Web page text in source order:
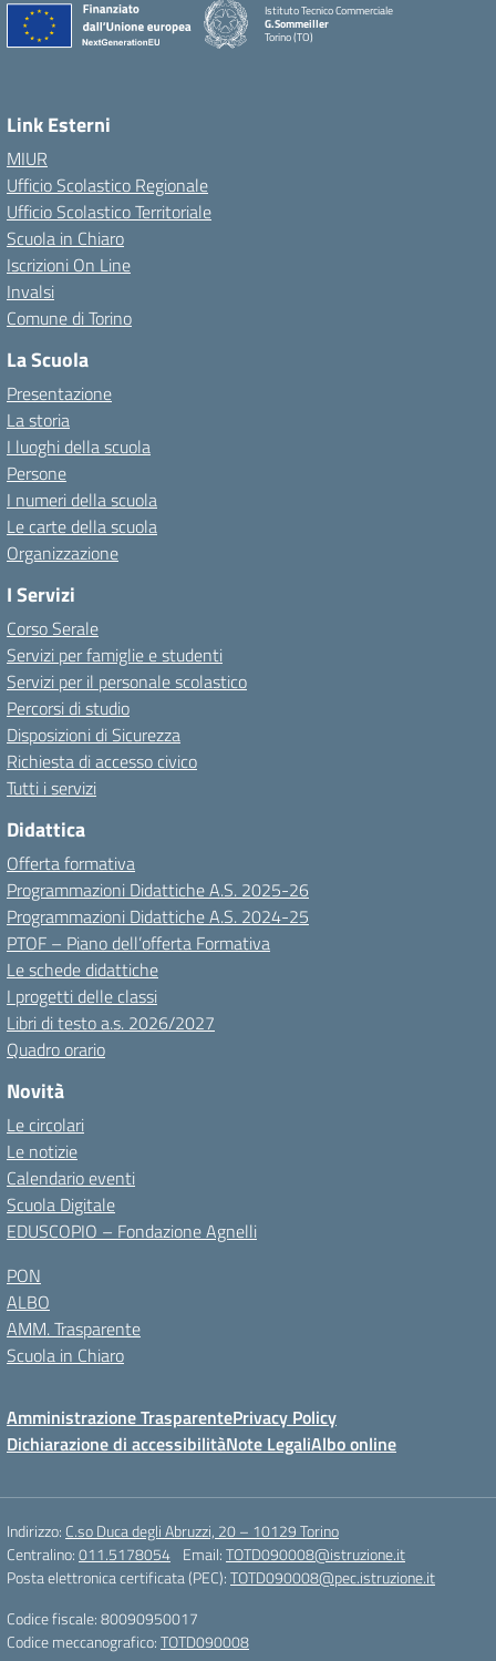
Istituto Tecnico Commerciale
G.Sommeiller
Torino (TO)
Link Esterni
MIUR
Ufficio Scolastico Regionale
Ufficio Scolastico Territoriale
Scuola in Chiaro
Iscrizioni On Line
Invalsi
Comune di Torino
La Scuola
Presentazione
La storia
I luoghi della scuola
Persone
I numeri della scuola
Le carte della scuola
Organizzazione
I Servizi
Corso Serale
Servizi per famiglie e studenti
Servizi per il personale scolastico
Percorsi di studio
Disposizioni di Sicurezza
Richiesta di accesso civico
Tutti i servizi
Didattica
Offerta formativa
Programmazioni Didattiche A.S. 2025-26
Programmazioni Didattiche A.S. 2024-25
PTOF – Piano dell’offerta Formativa
Le schede didattiche
I progetti delle classi
Libri di testo a.s. 2026/2027
Quadro orario
Novità
Le circolari
Le notizie
Calendario eventi
Scuola Digitale
EDUSCOPIO – Fondazione Agnelli
PON
ALBO
AMM. Trasparente
Scuola in Chiaro
Amministrazione TrasparentePrivacy Policy
Dichiarazione di accessibilitàNote LegaliAlbo online
Indirizzo: C.so Duca degli Abruzzi, 20 – 10129 Torino
Centralino:011.5178054 Email:TOTD090008@istruzione.it
Posta elettronica certificata (PEC):TOTD090008@pec.istruzione.it
Codice fiscale: 80090950017
Codice meccanografico:TOTD090008